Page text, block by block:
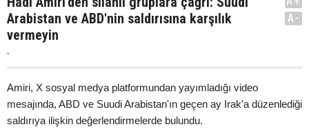
Arabistan ve ABD'nin saldırısına karşılık
vermeyin
.
A-
Amiri, X sosyal medya platformundan yayımladığı video
mesajında, ABD ve Suudi Arabistan'ın geçen ay Irak'a düzenlediği
saldırıya ilişkin değerlendirmelerde bulundu.